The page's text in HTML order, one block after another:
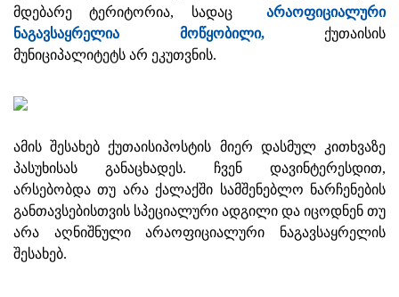
მდებარე ტერიტორია, სადაც არაოფიციალური
ნაგავსაყრელია მოწყობილი,ქუთაისის
მუნიციპალიტეტს არ ეკუთვნის.
ამის შესახებ ქუთაისიპოსტის მიერ დასმულ კითხვაზე
პასუხისას განაცხადეს. ჩვენ დავინტერესდით,
არსებობდა თუ არა ქალაქში სამშენებლო ნარჩენების
განთავსებისთვის სპეციალური ადგილი და იცოდნენ თუ
არა აღნიშნული არაოფიციალური ნაგავსაყრელის
შესახებ.